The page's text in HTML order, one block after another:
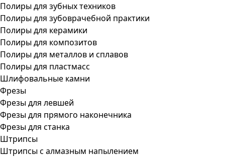
Полиры для зубных техников
Полиры для зубоврачебной практики
Полиры для керамики
Полиры для композитов
Полиры для металлов и сплавов
Полиры для пластмасс
Шлифовальные камни
Фрезы
Фрезы для левшей
Фрезы для прямого наконечника
Фрезы для станка
Штрипсы
Штрипсы c алмазным напылением